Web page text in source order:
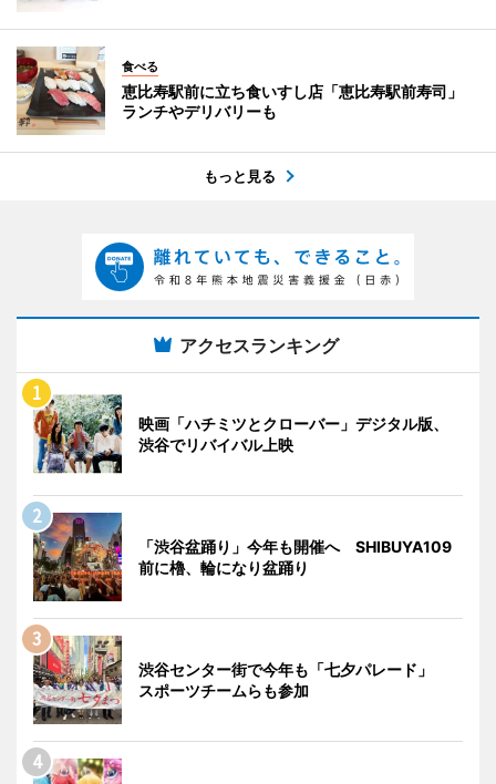
食べる
恵比寿駅前に立ち食いすし店「恵比寿駅前寿司」
ランチやデリバリーも
もっと見る
アクセスランキング
映画「ハチミツとクローバー」デジタル版、
渋谷でリバイバル上映
「渋谷盆踊り」今年も開催へ SHIBUYA109
前に櫓、輪になり盆踊り
渋谷センター街で今年も「七夕パレード」
スポーツチームらも参加